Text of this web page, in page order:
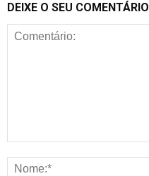
DEIXE O SEU COMENTÁRIO